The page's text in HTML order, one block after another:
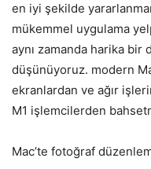
en iyi şekilde
mükemmel uygulama
aynı zamanda harika
düşünüyoruz. modern
ekranlardan ve ağır
M1 işlemcilerden
Mac’te fotoğraf